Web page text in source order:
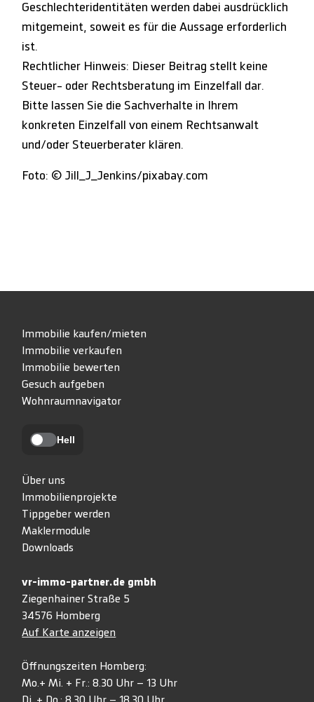
Geschlechteridentitäten werden dabei ausdrücklich
mitgemeint, soweit es für die Aussage erforderlich
ist.
Rechtlicher Hinweis: Dieser Beitrag stellt keine
Steuer- oder Rechtsberatung im Einzelfall dar.
Bitte lassen Sie die Sachverhalte in Ihrem
konkreten Einzelfall von einem Rechtsanwalt
und/oder Steuerberater klären.
Foto: © Jill_J_Jenkins/pixabay.com
Immobilie kaufen/mieten
Immobilie verkaufen
Immobilie bewerten
Gesuch aufgeben
Wohnraumnavigator
Hell
Über uns
Immobilienprojekte
Tippgeber werden
Maklermodule
Downloads
vr-immo-partner.de gmbh
Ziegenhainer Straße 5
34576 Homberg
Auf Karte anzeigen
Öffnungszeiten Homberg:
Mo.+ Mi. + Fr.: 8.30 Uhr – 13 Uhr